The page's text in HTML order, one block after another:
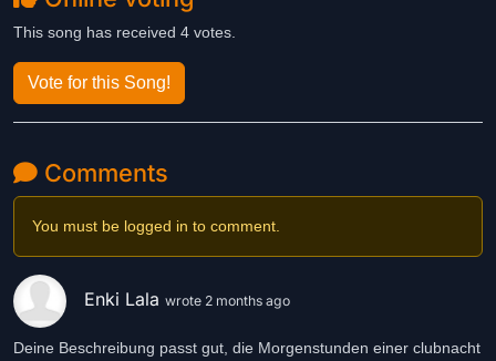
This song has received 4 votes.
Vote for this Song!
Comments
You must be logged in to comment.
Enki Lala wrote 2 months ago
Deine Beschreibung passt gut, die Morgenstunden einer clubnacht